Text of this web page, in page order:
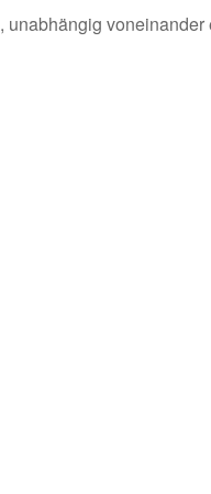
voneinander